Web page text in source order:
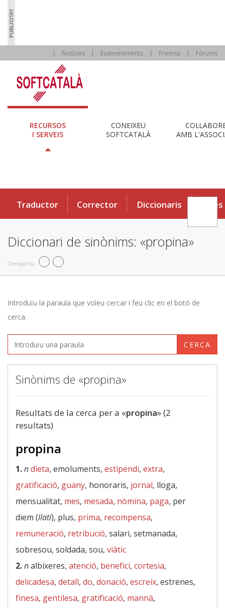
Notícies Esdeveniments Premsa Fòrums
RECURSOS
I SERVEIS
CONEIXEU
SOFTCATALÀ
AMB
Traductor Corrector Diccionaris Eines
Diccionari de sinònims: «propina»
Compartiu
Introduïu la paraula que voleu cercar i feu clic en el botó de
cerca.
CERCA
Sinònims de «propina»
Resultats de la cerca per a «propina» (2
resultats)
propina
1.ndieta, emoluments, estipendi, extra,
gratificació, guany, honoraris, jornal, lloga,
mensualitat, mes, mesada, nòmina, paga, per
diem (llatí), plus, prima, recompensa,
remuneració, retribució, salari, setmanada,
sobresou, soldada, sou, viàtic
2.nalbíxeres, atenció, benefici, cortesia,
delicadesa, detall, do, donació, escreix, estrenes,
finesa, gentilesa, gratificació, mannà,